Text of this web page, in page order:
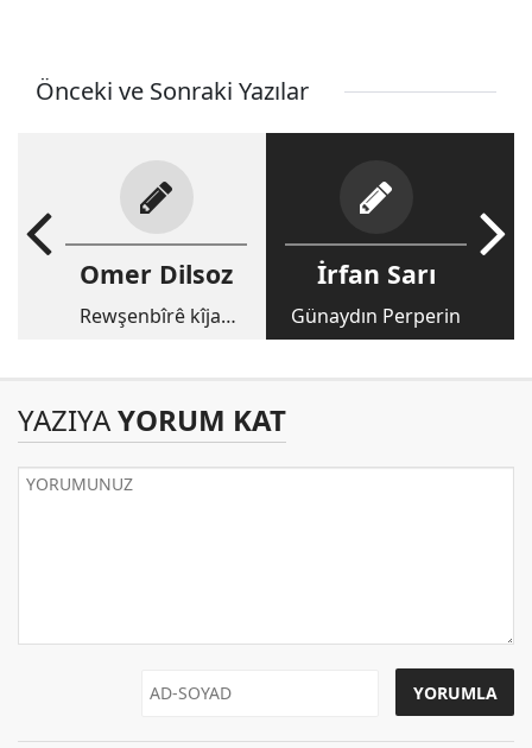
Önceki ve Sonraki Yazılar
Omer Dilsoz
Rewşenbîrê kîjan
İrfan Sarı
Günaydın Perperin
YAZIYAYORUM KAT